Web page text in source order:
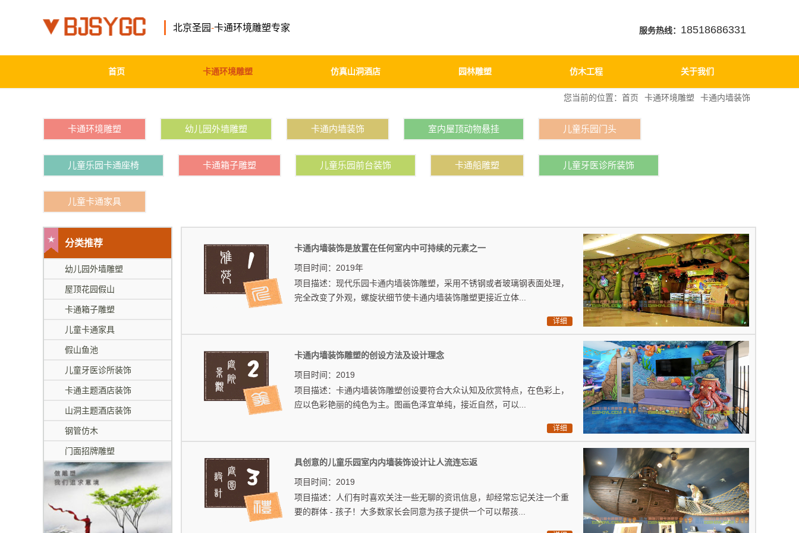
北京圣园-卡通环境雕塑专家 服务热线： 18518686331
首页 卡通环境雕塑 仿真山洞酒店 园林雕塑 仿木工程 关于我们
您当前的位置： 首页 卡通环境雕塑 卡通内墙装饰
卡通环境雕塑 幼儿园外墙雕塑 卡通内墙装饰 室内屋顶动物悬挂 儿童乐园门头
儿童乐园卡通座椅 卡通箱子雕塑 儿童乐园前台装饰 卡通船雕塑 儿童牙医诊所装饰
儿童卡通家具
分类推荐
幼儿园外墙雕塑
屋顶花园假山
卡通箱子雕塑
儿童卡通家具
假山鱼池
儿童牙医诊所装饰
卡通主题酒店装饰
山洞主题酒店装饰
钢管仿木
门面招牌雕塑
卡通内墙装饰是放置在任何室内中可持续的元素之一
项目时间：2019年
项目描述：现代乐园卡通内墙装饰雕塑，采用不锈钢或者玻璃钢表面处理，
完全改变了外观，螺旋状细节使卡通内墙装饰雕塑更接近立体...
详细
卡通内墙装饰雕塑的创设方法及设计理念
项目时间：2019
项目描述：卡通内墙装饰雕塑创设要符合大众认知及欣赏特点，在色彩上，
应以色彩艳丽的纯色为主。图画色泽宜单纯，接近自然，可以...
详细
具创意的儿童乐园室内内墙装饰设计让人流连忘返
项目时间：2019
项目描述：人们有时喜欢关注一些无聊的资讯信息，却经常忘记关注一个重
要的群体 - 孩子！大多数家长会同意为孩子提供一个可以帮孩...